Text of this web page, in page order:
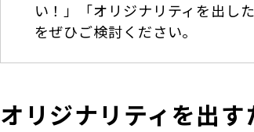
い！」「オリジナリティを出し
をぜひご検討ください。
オリジナリティを出す